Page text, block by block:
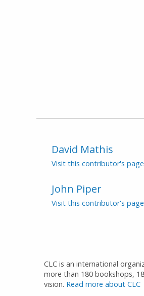
David Mathis
Visit this contributor's
John Piper
Visit this contributor's
CLC is an international
more than 180 bookshops,
vision. Read more about CLC